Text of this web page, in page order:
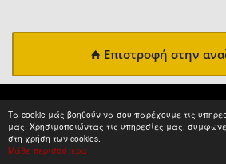
Τα cookie μάς βοηθούν να σου παρέχουμε τις
μας. Χρησιμοποιώντας τις υπηρεσίες μας,
στη χρήση των cookies.
Μάθε περισσότερα
Επιστροφή στην